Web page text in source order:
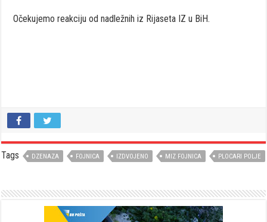
Očekujemo reakciju od nadležnih iz Rijaseta IZ u BiH.
Tags DZENAZA FOJNICA IZDVOJENO MIZ FOJNICA PLOCARI POLJE